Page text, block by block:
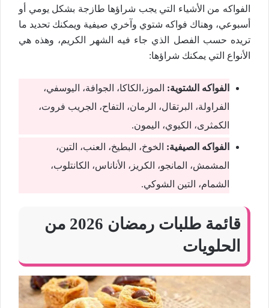
الفواكه من الأشياء التي يجب شراؤها طازجة بشكل يومي أو
أسبوعي، وهناك فواكه شتوي وآخري صيفية ويمكنك تحديد ما
تريده حسب الفصل الذي جاء فيه الشهر الكريم، وهذه هي
الأنواع التي يمكنك شراؤها:
الفواكه الشتوية: الموز،الكاكا، الجوافة، اليوسفي،
الفراولة، البرتقال، الرمان، التفاح، الجريب فروت،
الكمثرى، الكيوي، اليمون.
الفواكه الصيفية: الخوخ، البطيخ، العنب، التين،
المشمش، المانجو، الكريز، الأناناس، الكانتلوب،
الشمام، التين الشوكي.
قائمة طلبات رمضان 2026 من
الحلويات